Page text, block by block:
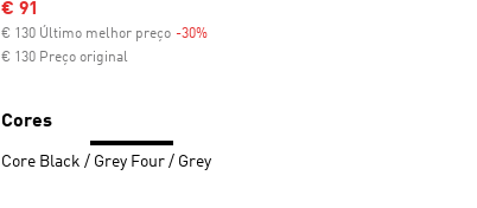
Preço com desconto
€ 91
€ 130 Último melhor preço -30%
€ 130 Preço original
Cores
Core Black / Grey Four / Grey